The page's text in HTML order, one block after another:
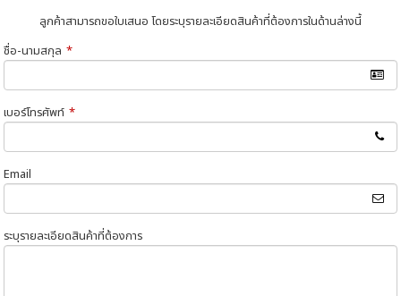
ลูกค้าสามารถขอใบเสนอ โดยระบุรายละเอียดสินค้าที่ต้องการในด้านล่างนี้
ชื่อ-นามสกุล *
เบอร์โทรศัพท์ *
Email
ระบุรายละเอียดสินค้าที่ต้องการ